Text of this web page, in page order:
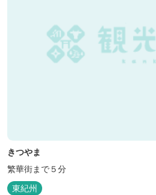
きつやま
繁華街まで５分
東紀州